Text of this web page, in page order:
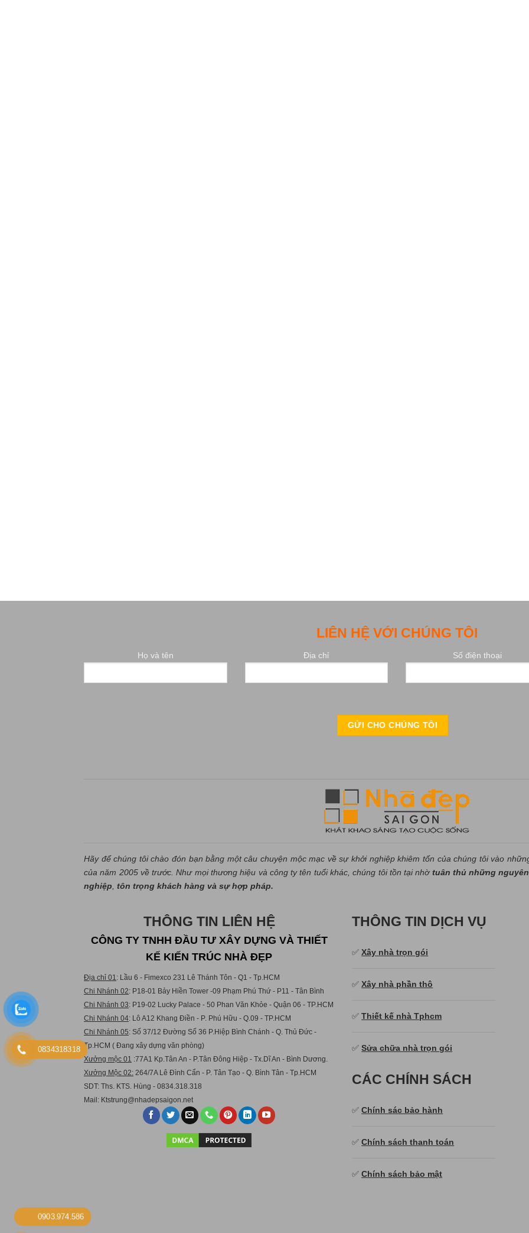
LIÊN HỆ VỚI CHÚNG TÔI
Họ và tên Địa chỉ Số điện thoại
Hãy để chúng tôi chào đón bạn bằng một câu chuyện mộc mạc về sự khởi nghiệp khiêm tốn của chúng tôi vào
của năm 2005 về trước. Như mọi thương hiệu và công ty tên tuổi khác, chúng tôi tồn tại nhờ tuân thủ những
nghiệp tôn trọng khách hàng và sự hợp pháp.
THÔNG TIN LIÊN HỆ
CÔNG TY TNHH ĐẦU TƯ XÂY DỰNG VÀ THIẾT
KẾ KIẾN TRÚC NHÀ ĐẸP
Địa chỉ 01 : Lầu 6 - Fimexco 231 Lê Thánh Tôn - Q1 - Tp.HCM
Chi Nhánh 02: P18-01 Bảy Hiền Tower -09 Phạm Phú Thứ - P11 - Tân Bình
Chi Nhánh 03: P19-02 Lucky Palace - 50 Phan Văn Khỏe - Quận 06 - TP.HCM
Chi Nhánh 04: Lô A12 Khang Điền - P. Phú Hữu - Q.09 - TP.HCM
Chi Nhánh 05: Số 37/12 Đường Số 36 P.Hiệp Bình Chánh - Q. Thủ Đức -
Tp.HCM ( Đang xây dựng văn phòng)
Xưởng mộc 01
:77A1 Kp.Tân An - P.Tân Đông Hiệp - Tx.Dĩ An - Bình Dương.
Xưởng Mộc 02: 264/7A Lê Đình Cẩn - P. Tân Tạo - Q. Bình Tân - Tp.HCM
SDT: Ths. KTS. Hùng - 0834.318.318
Mail: Ktstrung@nhadepsaigon.net
THÔNG TIN DỊCH VỤ
✅Xây nhà trọn gói
✅Xây nhà phần thô
✅Thiết kế nhà Tphcm
✅Sửa chữa nhà trọn gói
CÁC CHÍNH SÁCH
✅Chính sác bảo hành
✅Chính sách thanh toán
✅Chính sách bảo mật
0903.974.586
0834318318